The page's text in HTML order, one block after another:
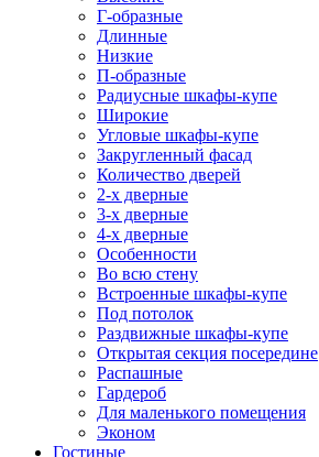
Г-образные
Длинные
Низкие
П-образные
Радиусные шкафы-купе
Широкие
Угловые шкафы-купе
Закругленный фасад
Количество дверей
2-х дверные
3-х дверные
4-х дверные
Особенности
Во всю стену
Встроенные шкафы-купе
Под потолок
Раздвижные шкафы-купе
Открытая секция посередине
Распашные
Гардероб
Для маленького помещения
Эконом
Гостиные